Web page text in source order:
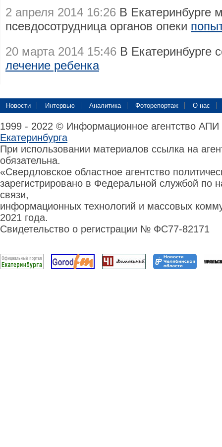
2 апреля 2014 16:26 В
псевдосотрудница органов опеки
20 марта 2014 15:46 В Екатеринбурге
лечение ребенка
Новости Интервью Аналитика Фоторепортаж О нас
1999 - 2022 © Информационное агентство
Екатеринбурга
При использовании материалов ссылка на
обязательна.
«Свердловское областное агентство
зарегистрировано в Федеральной службой по
связи,
информационных технологий и массовых
2021 года.
Свидетельство о регистрации № ФС77-82171